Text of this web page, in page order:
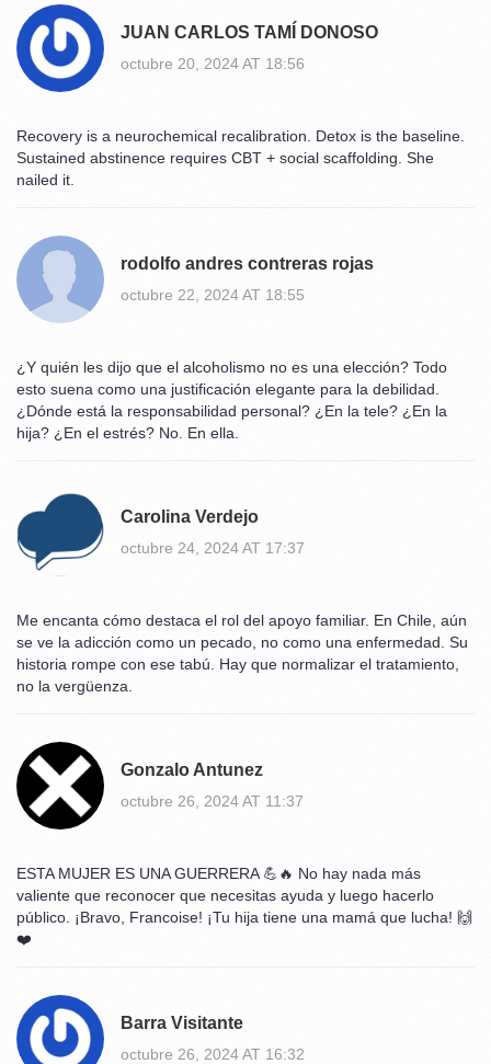
JUAN CARLOS TAMÍ DONOSO
octubre 20, 2024 AT 18:56
Recovery is a neurochemical recalibration. Detox is the baseline.
Sustained abstinence requires CBT + social scaffolding. She
nailed it.
rodolfo andres contreras rojas
octubre 22, 2024 AT 18:55
¿Y quién les dijo que el alcoholismo no es una elección? Todo
esto suena como una justificación elegante para la debilidad.
¿Dónde está la responsabilidad personal? ¿En la tele? ¿En la
hija? ¿En el estrés? No. En ella.
Carolina Verdejo
octubre 24, 2024 AT 17:37
Me encanta cómo destaca el rol del apoyo familiar. En Chile, aún
se ve la adicción como un pecado, no como una enfermedad. Su
historia rompe con ese tabú. Hay que normalizar el tratamiento,
no la vergüenza.
Gonzalo Antunez
octubre 26, 2024 AT 11:37
ESTA MUJER ES UNA GUERRERA 💪🔥 No hay nada más
valiente que reconocer que necesitas ayuda y luego hacerlo
público. ¡Bravo, Francoise! ¡Tu hija tiene una mamá que lucha! 🙌
❤️
Barra Visitante
octubre 26, 2024 AT 16:32